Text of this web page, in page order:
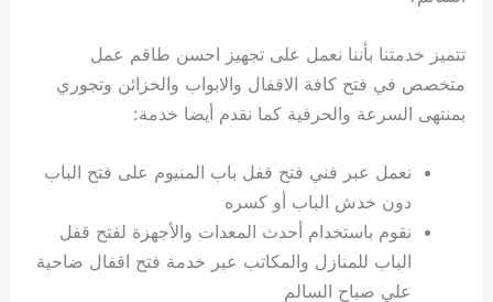
تتميز خدمتنا بأننا نعمل على تجهيز احسن طاقم عمل
متخصص في فتح كافة الاقفال والابواب والخزائن وتجوري
بمنتهى السرعة والحرفية كما نقدم أيضا خدمة:
نعمل عبر فني فتح قفل باب المنيوم على فتح الباب
دون خدش الباب أو كسره
نقوم باستخدام أحدث المعدات والأجهزة لفتح قفل
الباب للمنازل والمكاتب عبر خدمة فتح اقفال ضاحية
علي صباح السالم